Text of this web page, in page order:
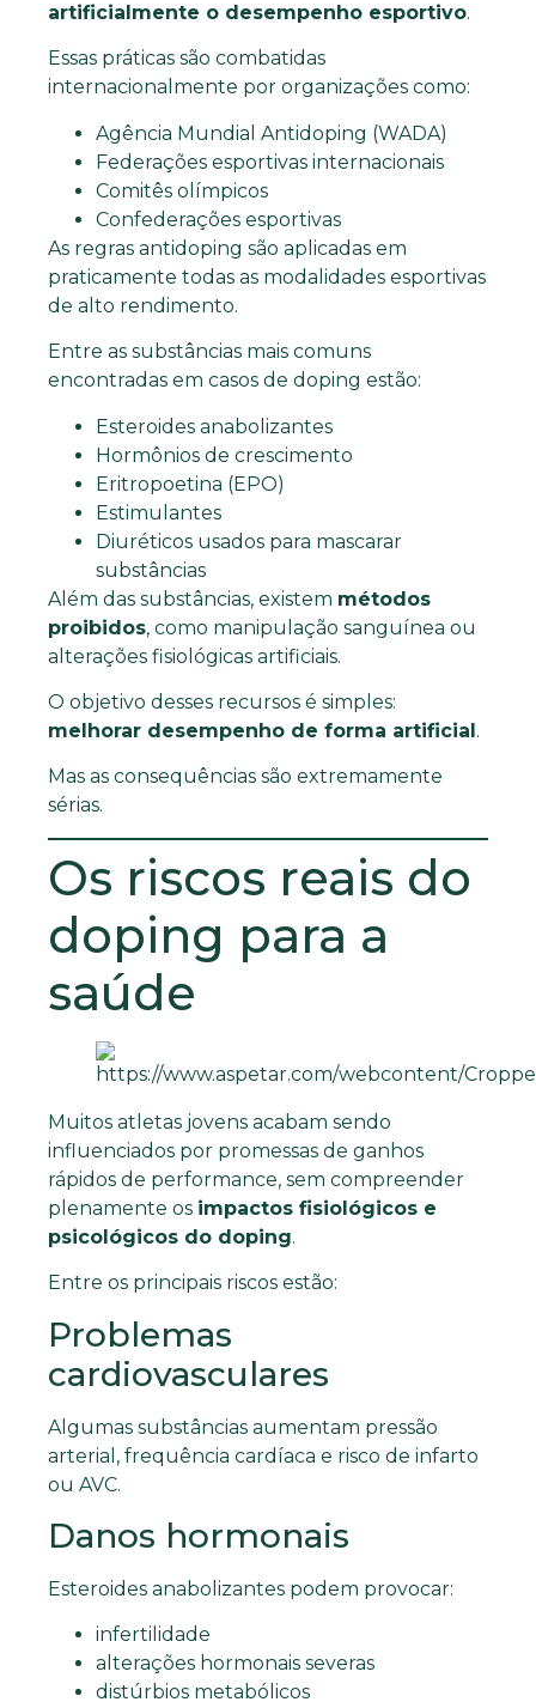
artificialmente o desempenho esportivo.
Essas práticas são combatidas
internacionalmente por organizações como:
Agência Mundial Antidoping (WADA)
Federações esportivas internacionais
Comitês olímpicos
Confederações esportivas
As regras antidoping são aplicadas em
praticamente todas as modalidades esportivas
de alto rendimento.
Entre as substâncias mais comuns
encontradas em casos de doping estão:
Esteroides anabolizantes
Hormônios de crescimento
Eritropoetina (EPO)
Estimulantes
Diuréticos usados para mascarar
substâncias
Além das substâncias, existem métodos
proibidos, como manipulação sanguínea ou
alterações fisiológicas artificiais.
O objetivo desses recursos é simples:
melhorar desempenho de forma artificial.
Mas as consequências são extremamente
sérias.
Os riscos reais do
doping para a
saúde
Muitos atletas jovens acabam sendo
influenciados por promessas de ganhos
rápidos de performance, sem compreender
plenamente os impactos fisiológicos e
psicológicos do doping.
Entre os principais riscos estão:
Problemas
cardiovasculares
Algumas substâncias aumentam pressão
arterial, frequência cardíaca e risco de infarto
ou AVC.
Danos hormonais
Esteroides anabolizantes podem provocar:
infertilidade
alterações hormonais severas
distúrbios metabólicos